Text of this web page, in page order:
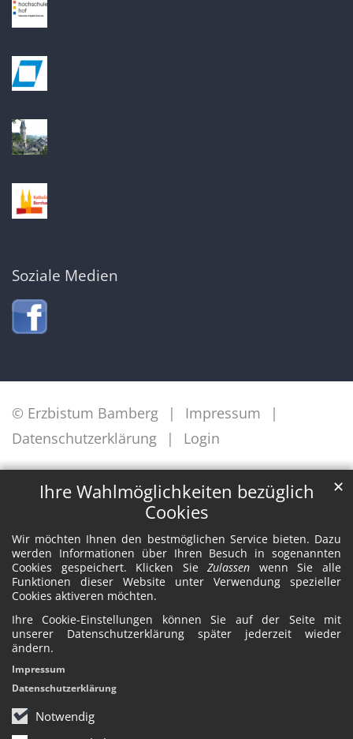
Ihre Wahlmöglichkeiten bezüglich
Cookies
Wir möchten Ihnen den bestmöglichen Service bieten. Dazu
werden Informationen über Ihren Besuch in sogenannten
Cookies gespeichert. Klicken SieZulassen wenn Sie alle
Funktionen dieser Website unter Verwendung spezieller
Cookies aktiveren möchten.
Ihre Cookie-Einstellungen können Sie auf der Seite mit
unserer Datenschutzerklärung später jederzeit wieder
ändern.
Notwendig
✕
Impressum
Datenschutzerklärung
Soziale Medien
© Erzbistum Bamberg
Impressum
Datenschutzerklärung
Login